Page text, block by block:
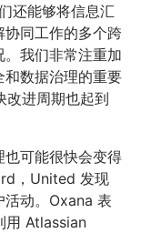
还能够将信息汇
同工作的多个跨
我们非常注重加
数据治理的重要
进周期也起到
可能很快会变得
，United 发现
活动。Oxana 表
用 Atlassian